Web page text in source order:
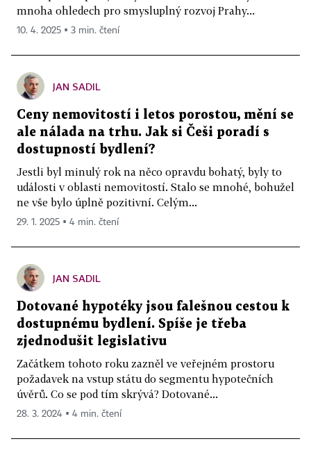
mnoha ohledech pro smysluplný rozvoj Prahy...
10. 4. 2025 ▪ 3 min. čtení
JAN SADIL
Ceny nemovitostí i letos porostou, mění se
ale nálada na trhu. Jak si Češi poradí s
dostupností bydlení?
Jestli byl minulý rok na něco opravdu bohatý, byly to
události v oblasti nemovitostí. Stalo se mnohé, bohužel
ne vše bylo úplně pozitivní. Celým...
29. 1. 2025 ▪ 4 min. čtení
JAN SADIL
Dotované hypotéky jsou falešnou cestou k
dostupnému bydlení. Spíše je třeba
zjednodušit legislativu
Začátkem tohoto roku zazněl ve veřejném prostoru
požadavek na vstup státu do segmentu hypotečních
úvěrů. Co se pod tím skrývá? Dotované...
28. 3. 2024 ▪ 4 min. čtení